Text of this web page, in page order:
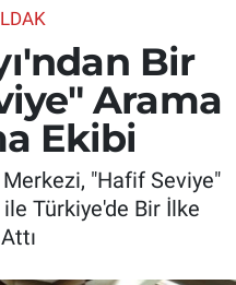
Bir
Arama
Ekibi
Merkezi, "Hafif Seviye"
Türkiye'de Bir İlke